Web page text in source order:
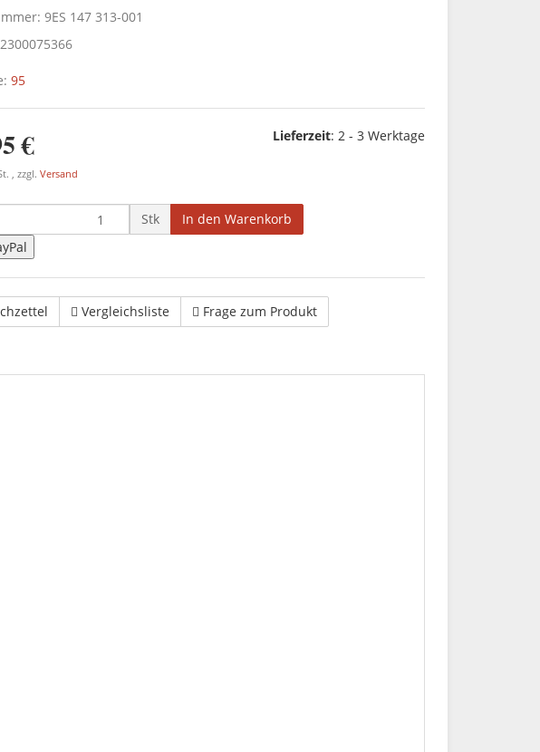
9ES 147 313-001
95
€
, zzgl. Versand
Lieferzeit: 2 - 3 Werktage
Stk In den Warenkorb
Vergleichsliste Frage zum Produkt